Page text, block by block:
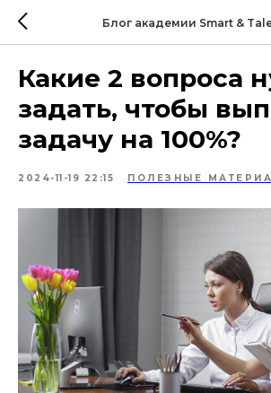
Блог академии Smart &
Какие 2 вопроса
задать, чтобы
задачу на 100%?
2024-11-19 22:15 ПОЛЕЗНЫЕ